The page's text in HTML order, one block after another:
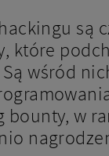
są
które
wśród
bounty, w